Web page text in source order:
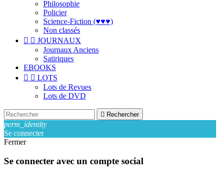
Philosophie
Policier
Science-Fiction (♥♥♥)
Non classés
  JOURNAUX
Journaux Anciens
Satiriques
EBOOKS
  LOTS
Lots de Revues
Lots de DVD
 Rechercher
perm_identity
Se connecter
Fermer
Se connecter avec un compte social